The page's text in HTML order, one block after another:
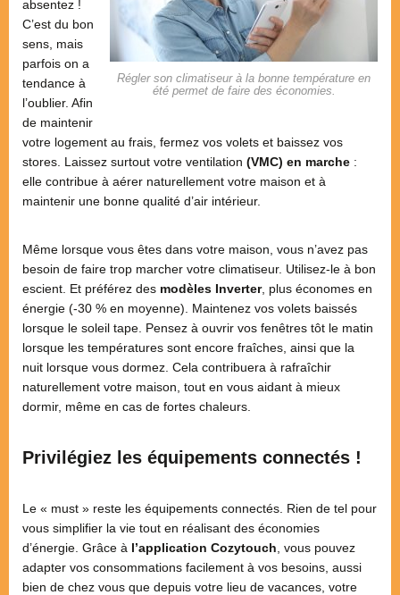
Régler son climatiseur à la bonne température en
été permet de faire des économies.
absentez !
C’est du bon
sens, mais
parfois on a
tendance à
l’oublier. Afin
de maintenir
votre logement au frais, fermez vos volets et baissez vos
stores. Laissez surtout votre ventilation (VMC) en marche :
elle contribue à aérer naturellement votre maison et à
maintenir une bonne qualité d’air intérieur.
Même lorsque vous êtes dans votre maison, vous n’avez pas
besoin de faire trop marcher votre climatiseur. Utilisez-le à bon
escient. Et préférez des modèles Inverter, plus économes en
énergie (-30 % en moyenne). Maintenez vos volets baissés
lorsque le soleil tape. Pensez à ouvrir vos fenêtres tôt le matin
lorsque les températures sont encore fraîches, ainsi que la
nuit lorsque vous dormez. Cela contribuera à rafraîchir
naturellement votre maison, tout en vous aidant à mieux
dormir, même en cas de fortes chaleurs.
Privilégiez les équipements connectés !
Le « must » reste les équipements connectés. Rien de tel pour
vous simplifier la vie tout en réalisant des économies
d’énergie. Grâce à l’application Cozytouch , vous pouvez
adapter vos consommations facilement à vos besoins, aussi
bien de chez vous que depuis votre lieu de vacances, votre